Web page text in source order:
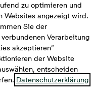
zu optimieren und
Websites angezeigt wird.
Sie der
Verarbeitung
akzeptieren“
der Website
entscheiden
Datenschutzerklärung